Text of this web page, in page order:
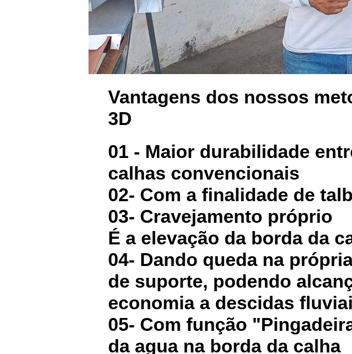
Vantagens dos nossos
3D
01 - Maior durabilidade
calhas convencionais
02- Com a finalidade de
03- Cravejamento próprio
É a elevação da borda da
04- Dando queda na
de suporte, podendo
economia a descidas
05- Com função
da agua na borda da calha